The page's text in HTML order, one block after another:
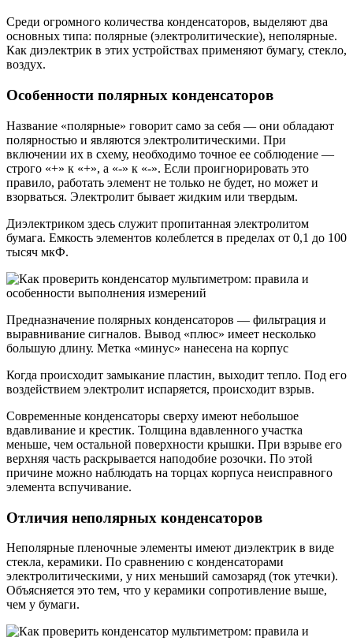
Среди огромного количества конденсаторов, выделяют два
основных типа: полярные (электролитические), неполярные.
Как диэлектрик в этих устройствах применяют бумагу, стекло,
воздух.
Особенности полярных конденсаторов
Название «полярные» говорит само за себя — они обладают
полярностью и являются электролитическими. При
включении их в схему, необходимо точное ее соблюдение —
строго «+» к «+», а «-» к «-». Если проигнорировать это
правило, работать элемент не только не будет, но может и
взорваться. Электролит бывает жидким или твердым.
Диэлектриком здесь служит пропитанная электролитом
бумага. Емкость элементов колеблется в пределах от 0,1 до 100
тысяч мкФ.
Предназначение полярных конденсаторов — фильтрация и
выравнивание сигналов. Вывод «плюс» имеет несколько
большую длину. Метка «минус» нанесена на корпус
Когда происходит замыкание пластин, выходит тепло. Под его
воздействием электролит испаряется, происходит взрыв.
Современные конденсаторы сверху имеют небольшое
вдавливание и крестик. Толщина вдавленного участка
меньше, чем остальной поверхности крышки. При взрыве его
верхняя часть раскрывается наподобие розочки. По этой
причине можно наблюдать на торцах корпуса неисправного
элемента вспучивание.
Отличия неполярных конденсаторов
Неполярные пленочные элементы имеют диэлектрик в виде
стекла, керамики. По сравнению с конденсаторами
электролитическими, у них меньший самозаряд (ток утечки).
Объясняется это тем, что у керамики сопротивление выше,
чем у бумаги.